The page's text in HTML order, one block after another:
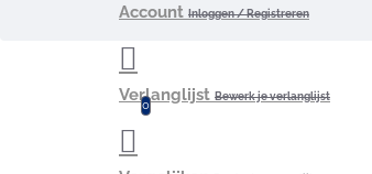
Account Inloggen / Registreren
Verlanglijst Bewerk je verlanglijst
0